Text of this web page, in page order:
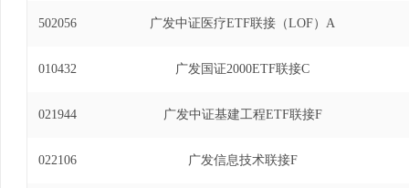
502056 广发中证医疗ETF联接（LOF）A
010432 广发国证2000ETF联接C
021944 广发中证基建工程ETF联接F
022106 广发信息技术联接F